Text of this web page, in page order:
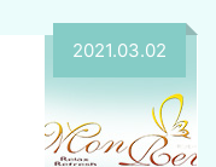
2021.03.02